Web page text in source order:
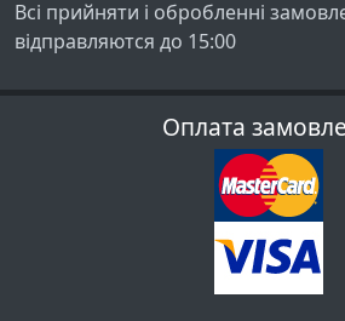
Всі прийняти і обробленні
відправляются до 15:00
Оплата